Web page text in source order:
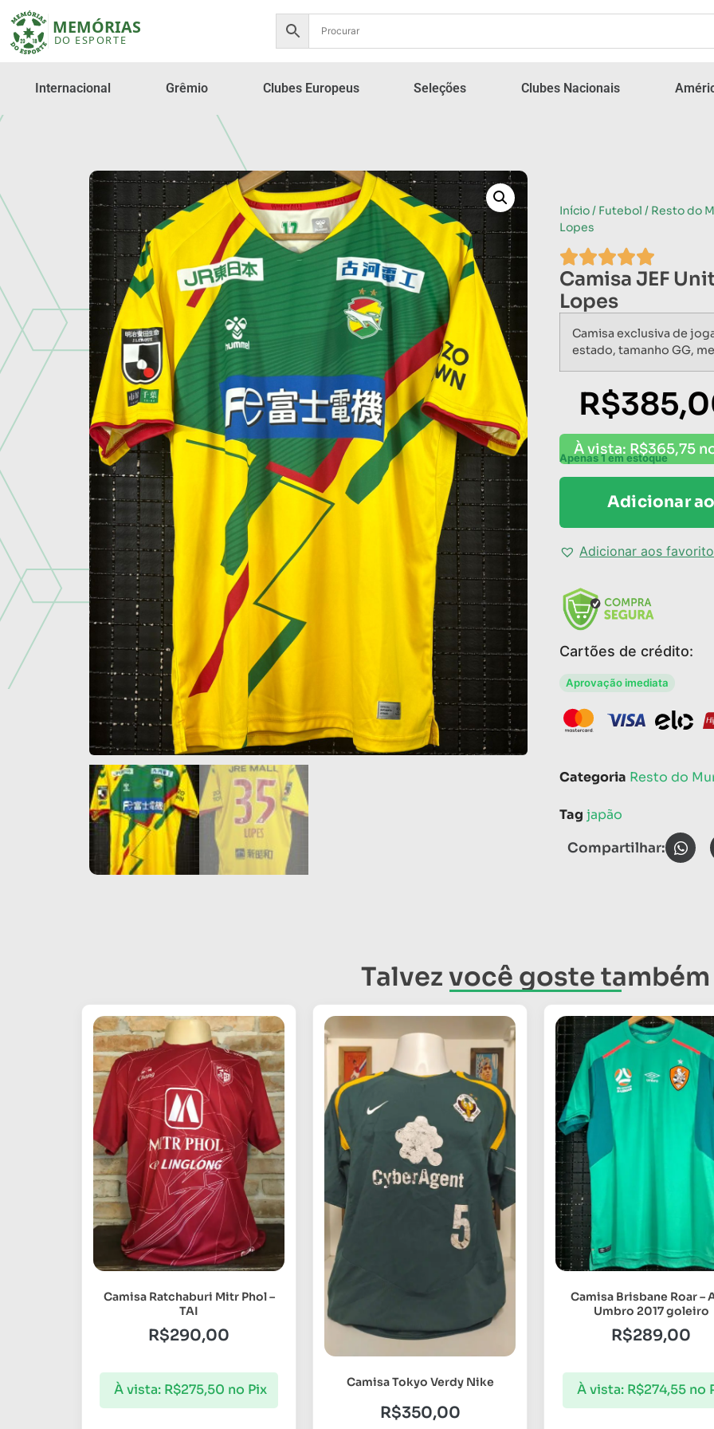
Internacional Grêmio Clubes Europeus Seleções Clubes Nacionais
Início/ Futebol / Resto do
Lopes
Camisa JEF
Lopes
Camisa exclusiva de
estado, tamanho GG,
R$
À vista: R$365,75
Apenas 1 em estoque
Adicionar
Adicionar aos
Cartões de crédito:
Aprovação imediata
Categoria Resto do
Tag japão
Compartilhar:
Talvez você goste também
Camisa Ratchaburi Mitr Phol –
TAI
R$290,00
À vista: R$275,50 no Pix Camisa Tokyo Verdy Nike
R$350,00
Camisa Brisbane Roar –
Umbro 2017 goleiro
R$289,00
À vista: R$274,55 no